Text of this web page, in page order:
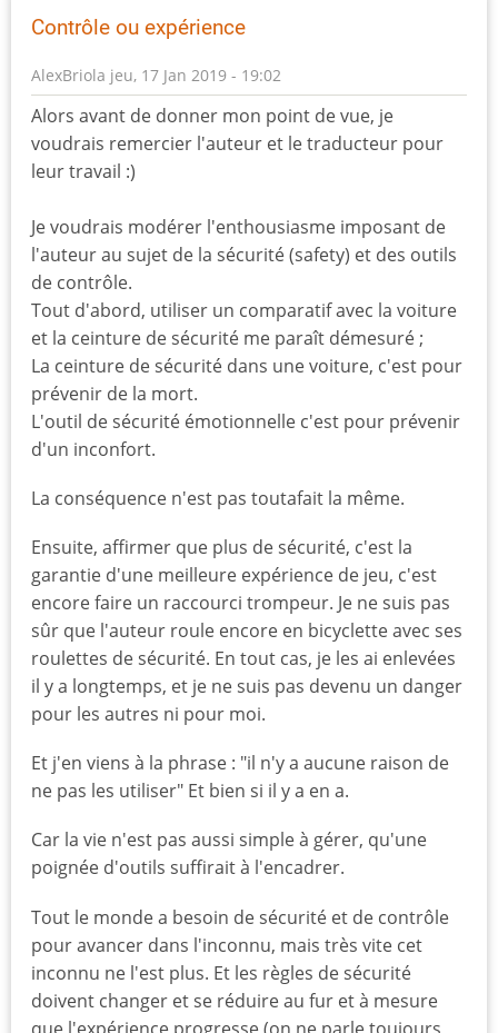
Contrôle ou expérience
AlexBriola jeu, 17 Jan 2019 - 19:02
Alors avant de donner mon point de vue, je
voudrais remercier l'auteur et le traducteur pour
leur travail :)
Je voudrais modérer l'enthousiasme imposant de
l'auteur au sujet de la sécurité (safety) et des outils
de contrôle.
Tout d'abord, utiliser un comparatif avec la voiture
et la ceinture de sécurité me paraît démesuré ;
La ceinture de sécurité dans une voiture, c'est pour
prévenir de la mort.
L'outil de sécurité émotionnelle c'est pour prévenir
d'un inconfort.
La conséquence n'est pas toutafait la même.
Ensuite, affirmer que plus de sécurité, c'est la
garantie d'une meilleure expérience de jeu, c'est
encore faire un raccourci trompeur. Je ne suis pas
sûr que l'auteur roule encore en bicyclette avec ses
roulettes de sécurité. En tout cas, je les ai enlevées
il y a longtemps, et je ne suis pas devenu un danger
pour les autres ni pour moi.
Et j'en viens à la phrase : "il n'y a aucune raison de
ne pas les utiliser" Et bien si il y a en a.
Car la vie n'est pas aussi simple à gérer, qu'une
poignée d'outils suffirait à l'encadrer.
Tout le monde a besoin de sécurité et de contrôle
pour avancer dans l'inconnu, mais très vite cet
inconnu ne l'est plus. Et les règles de sécurité
doivent changer et se réduire au fur et à mesure
que l'expérience progresse (on ne parle toujours